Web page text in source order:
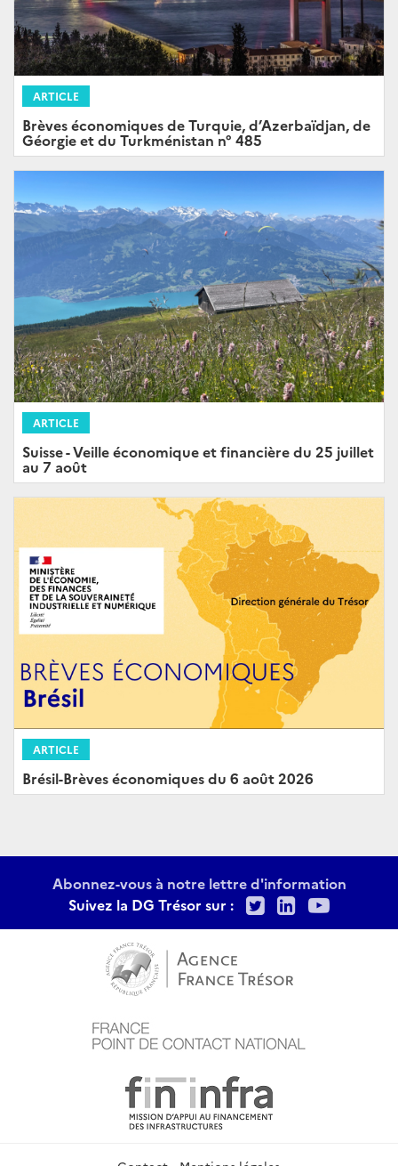
ARTICLE
Brèves économiques de Turquie, d’Azerbaïdjan, de
Géorgie et du Turkménistan n° 485
ARTICLE
Suisse - Veille économique et financière du 25 juillet
au 7 août
ARTICLE
Brésil-Brèves économiques du 6 août 2026
Abonnez-vous à notre lettre d'information
Suivez la DG Trésor sur :
TwitterLinkedIn